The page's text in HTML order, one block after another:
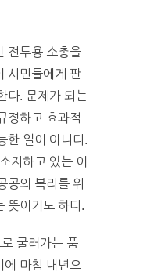
전투용 소총을
시민들에게 판
다. 문제가 되는
정하고 효과적
한 일이 아니다.
지하고 있는 이
공의 복리를 위
뜻이기도 하다.
굴러가는 품
에 마침 내년으